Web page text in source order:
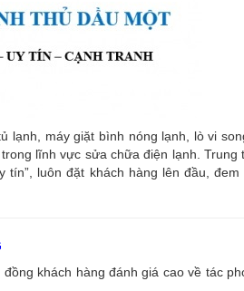
lạnh, máy giặt bình nóng lạnh, lò vi
lĩnh vực sửa chữa điện lạnh. Trung
luôn đặt khách hàng lên đầu, đem
khách hàng đánh giá cao về tác